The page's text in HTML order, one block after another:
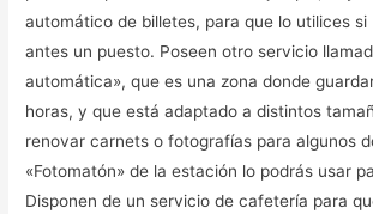
automático de billetes, para que lo utilices si
antes un puesto. Poseen otro servicio
automática», que es una zona donde
horas, y que está adaptado a distintos
renovar carnets o fotografías para algunos
«Fotomatón» de la estación lo podrás usar
Disponen de un servicio de cafetería para